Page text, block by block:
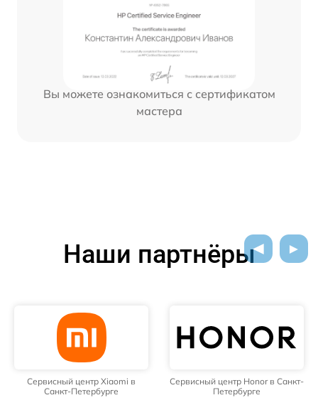
Вы можете ознакомиться с сертификатом
мастера
Наши партнёры
Сервисный центр Xiaomi в
Санкт-Петербурге
Сервисный центр Honor в Санкт-
Петербурге